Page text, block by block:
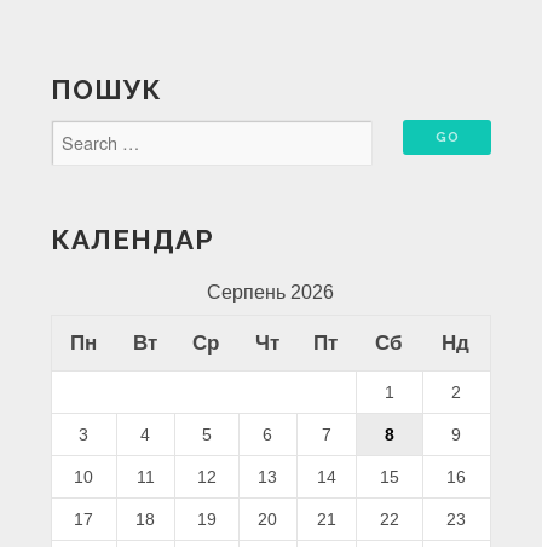
ПОШУК
КАЛЕНДАР
Серпень 2026
Пн Вт Ср Чт Пт Сб Нд
1 2
3 4 5 6 7 8 9
10 11 12 13 14 15 16
17 18 19 20 21 22 23